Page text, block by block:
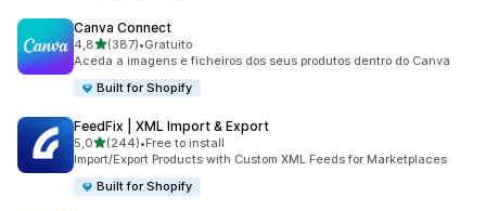
Canva Connect
4,8de 5 estrelas
(387)
387 total de avaliações
•Gratuito
Aceda a imagens e ficheiros dos seus produtos dentro do Canva
Built for Shopify
FeedFix | XML Import & Export
5,0de 5 estrelas
(244)
244 total de avaliações
•Free to install
Import/Export Products with Custom XML Feeds for Marketplaces
Built for Shopify